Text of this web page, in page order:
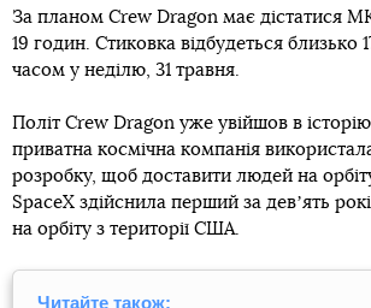
За планом Crew Dragon має дістатися
19 годин. Стиковка відбудеться близько
часом у неділю, 31 травня.
Політ Crew Dragon уже увійшов в
приватна космічна компанія
розробку, щоб доставити людей на
SpaceX здійснила перший за девʼять
на орбіту з території США.
Читайте також: